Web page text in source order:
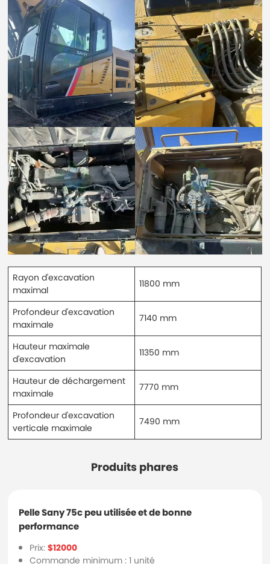
Rayon d'excavation
maximal
11800 mm
Profondeur d'excavation
maximale
7140 mm
Hauteur maximale
d'excavation
11350 mm
Hauteur de déchargement
maximale
7770 mm
Profondeur d'excavation
verticale maximale
7490 mm
Produits phares
Pelle Sany 75c peu utilisée et de bonne
performance
Prix:$12000
Commande minimum : 1 unité